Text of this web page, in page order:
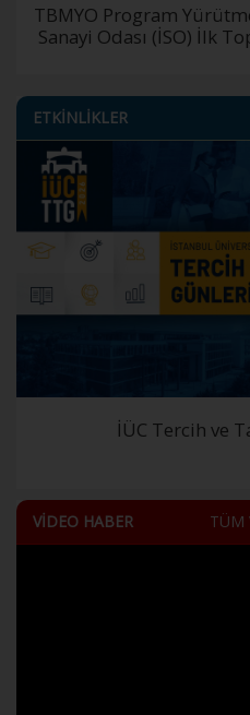
TBMYO Program
Sanayi Odası (İSO) İlk
ETKİNLİKLER
İÜC Tercih ve
VİDEO HABER TÜM